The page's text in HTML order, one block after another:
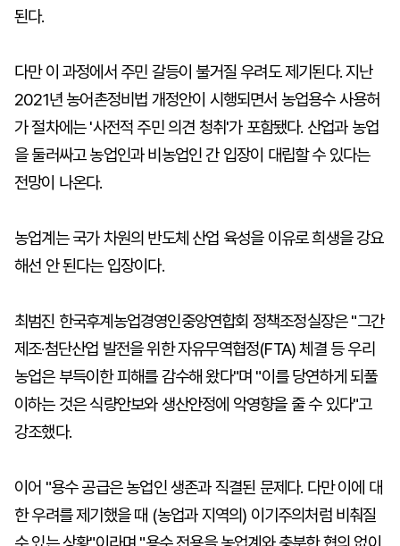
된다.
다만 이 과정에서 주민 갈등이 불거질 우려도 제기된다. 지난
2021년 농어촌정비법 개정안이 시행되면서 농업용수 사용허
가 절차에는 '사전적 주민 의견 청취'가 포함됐다. 산업과 농업
을 둘러싸고 농업인과 비농업인 간 입장이 대립할 수 있다는
전망이 나온다.
농업계는 국가 차원의 반도체 산업 육성을 이유로 희생을 강요
해선 안 된다는 입장이다.
최범진 한국후계농업경영인중앙연합회 정책조정실장은 "그간
제조·첨단산업 발전을 위한 자유무역협정(FTA) 체결 등 우리
농업은 부득이한 피해를 감수해 왔다"며 "이를 당연하게 되풀
이하는 것은 식량안보와 생산안정에 악영향을 줄 수 있다"고
강조했다.
이어 "용수 공급은 농업인 생존과 직결된 문제다. 다만 이에 대
한 우려를 제기했을 때 (농업과 지역의) 이기주의처럼 비춰질